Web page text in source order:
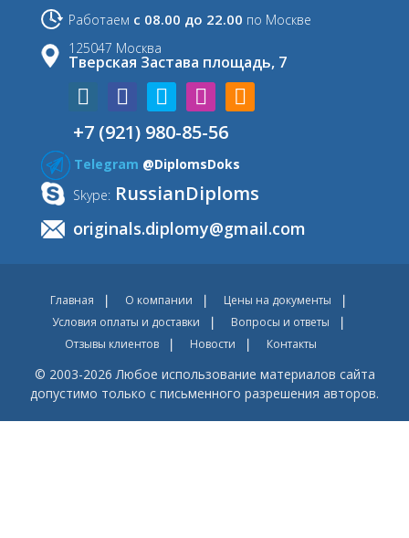
Работаем с 08.00 до 22.00 по Москве
125047 Москва
Тверская Застава площадь, 7
+7 (921) 980-85-56
Telegram @DiplomsDoks
Skype: RussianDiploms
originals.diplomy@gmail.com
Главная О компании
Цены на документы
Условия оплаты и доставки
Вопросы и ответы
Отзывы клиентов
Новости Контакты
© 2003-2026 Любое использование материалов сайта
допустимо только с письменного разрешения авторов.